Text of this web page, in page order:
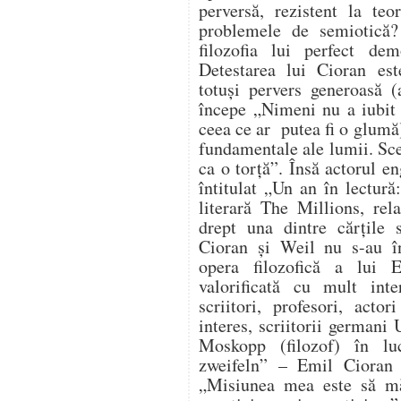
perversă, rezistent la
problemele de
filozofia lui perfect
Detestarea lui Cioran
totuși pervers
începe „Nimeni nu a
ceea ce ar putea fi o
fundamentale ale lumii.
ca o torță”. Însă actorul
întitulat „Un an în
literară The Millions,
drept una dintre cărțile
Cioran și Weil nu s-au
opera filozofică a lui
valorificată cu mult
scriitori, profesori,
interes, scriitorii germani
Moskopp (filozof) în
zweifeln” – Emil Cioran
„Misiunea mea este să